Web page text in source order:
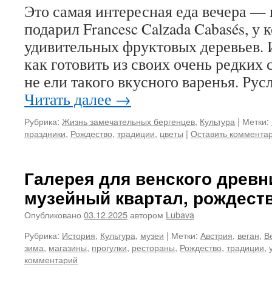
Это самая интересная еда вечера —
подарил Francesc Calzada Cabasés, у
удивительных фруктовых деревьев.
как готовить из своих очень
не ели такого вкусного варенья.
Читать далее →
Рубрика: Жизнь замечательных бергенцев, Культура | Метки:
праздники, Рождество, традиции, цветы | Оставить
Галерея для венского
музейный квартал,
Опубликовано 03.12.2025автором Lubava
Рубрика: История, Культура, музеи | Метки: Австрия, веган,
зима, магазины, прогулки, рестораны, Рождество, традиции,
комментарий